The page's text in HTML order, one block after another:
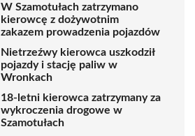
W Szamotułach zatrzymano
kierowcę z dożywotnim
zakazem prowadzenia pojazdów
Nietrzeźwy kierowca uszkodził
pojazdy i stację paliw w
Wronkach
18-letni kierowca zatrzymany za
wykroczenia drogowe w
Szamotułach